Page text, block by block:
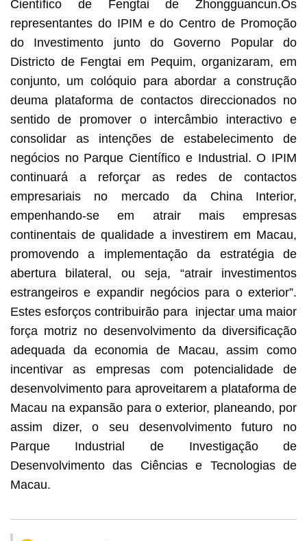
Científico de Fengtai de Zhongguancun.Os
representantes do IPIM e do Centro de Promoção
do Investimento junto do Governo Popular do
Districto de Fengtai em Pequim, organizaram, em
conjunto, um colóquio para abordar a construção
deuma plataforma de contactos direccionados no
sentido de promover o intercâmbio interactivo e
consolidar as intenções de estabelecimento de
negócios no Parque Científico e Industrial. O IPIM
continuará a reforçar as redes de contactos
empresariais no mercado da China Interior,
empenhando-se em atrair mais empresas
continentais de qualidade a investirem em Macau,
promovendo a implementação da estratégia de
abertura bilateral, ou seja, “atrair investimentos
estrangeiros e expandir negócios para o exterior”.
Estes esforços contribuirão para injectar uma maior
força motriz no desenvolvimento da diversificação
adequada da economia de Macau, assim como
incentivar as empresas com potencialidade de
desenvolvimento para aproveitarem a plataforma de
Macau na expansão para o exterior, planeando, por
assim dizer, o seu desenvolvimento futuro no
Parque Industrial de Investigação de
Desenvolvimento das Ciências e Tecnologias de
Macau.